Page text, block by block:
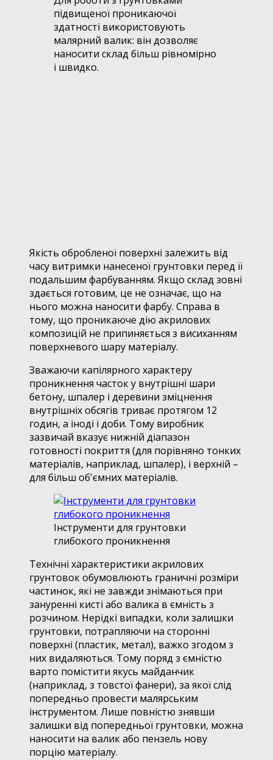
підвищеної проникаючої
здатності використовують
малярний валик: він дозволяє
наносити склад більш рівномірно
і швидко.
Якість обробленої поверхні залежить від
часу витримки нанесеної грунтовки перед її
подальшим фарбуванням. Якщо склад зовні
здається готовим, це не означає, що на
нього можна наносити фарбу. Справа в
тому, що проникаюче дію акрилових
композицій не припиняється з висиханням
поверхневого шару матеріалу.
Зважаючи капілярного характеру
проникнення часток у внутрішні шари
бетону, шпалер і деревини зміцнення
внутрішніх обсягів триває протягом 12
годин, а іноді і доби. Тому виробник
зазвичай вказує нижній діапазон
готовності покриття (для порівняно тонких
матеріалів, наприклад, шпалер), і верхній –
для більш об'ємних матеріалів.
Інструменти для грунтовки
глибокого проникнення
Технічні характеристики акрилових
грунтовок обумовлюють граничні розміри
частинок, які не завжди знімаються при
зануренні кисті або валика в ємність з
розчином. Нерідкі випадки, коли залишки
грунтовки, потрапляючи на сторонні
поверхні (пластик, метал), важко згодом з
них видаляються. Тому поряд з ємністю
варто помістити якусь майданчик
(наприклад, з товстої фанери), за якої слід
попередньо провести малярським
інструментом. Лише повністю знявши
залишки від попередньої грунтовки, можна
наносити на валик або пензель нову
порцію матеріалу.